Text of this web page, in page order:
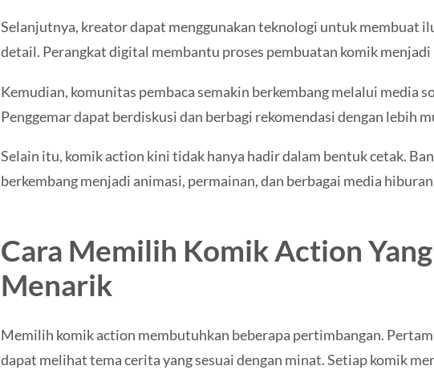
Selanjutnya, kreator dapat menggunakan teknologi untuk membuat
detail. Perangkat digital membantu proses pembuatan komik
Kemudian, komunitas pembaca semakin berkembang melalui media
Penggemar dapat berdiskusi dan berbagi rekomendasi dengan lebih
Selain itu, komik action kini tidak hanya hadir dalam bentuk cetak.
berkembang menjadi animasi, permainan, dan berbagai media
Cara Memilih Komik Action Yang
Menarik
Memilih komik action membutuhkan beberapa pertimbangan.
dapat melihat tema cerita yang sesuai dengan minat. Setiap komik